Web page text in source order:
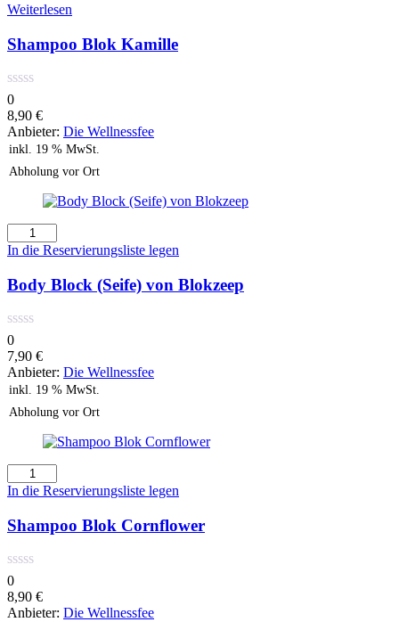
Weiterlesen
Shampoo Blok Kamille
0
8,90 €
Anbieter: Die Wellnessfee
inkl. 19 % MwSt.
Abholung vor Ort
Body
Block
von
Blokzeep
In die Reservierungsliste legen
Body Block (Seife) von Blokzeep
0
7,90 €
Anbieter: Die Wellnessfee
inkl. 19 % MwSt.
Abholung vor Ort
Shampoo
Blok
Menge
In die Reservierungsliste legen
Shampoo Blok Cornflower
0
8,90 €
Anbieter: Die Wellnessfee